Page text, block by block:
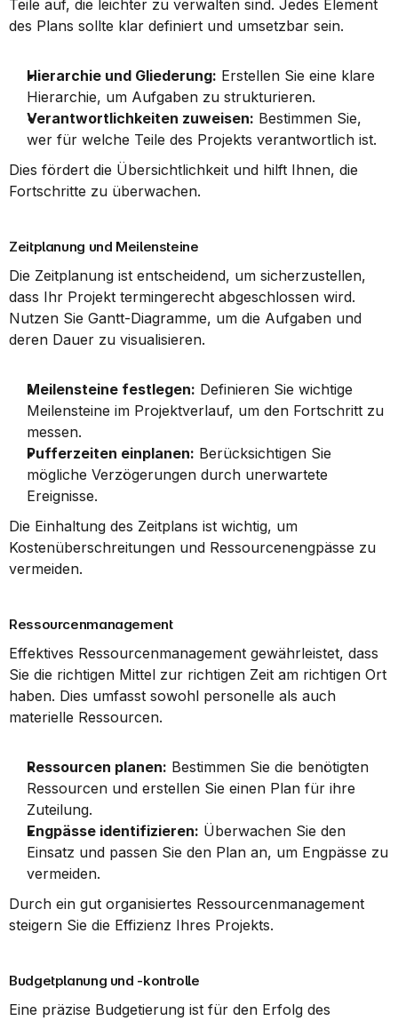
Teile auf, die leichter zu verwalten sind. Jedes Element
des Plans sollte klar definiert und umsetzbar sein.
Hierarchie und Gliederung: Erstellen Sie eine klare
Hierarchie, um Aufgaben zu strukturieren.
Verantwortlichkeiten zuweisen: Bestimmen Sie,
wer für welche Teile des Projekts verantwortlich ist.
Dies fördert die Übersichtlichkeit und hilft Ihnen, die
Fortschritte zu überwachen.
Zeitplanung und Meilensteine
Die Zeitplanung ist entscheidend, um sicherzustellen,
dass Ihr Projekt termingerecht abgeschlossen wird.
Nutzen Sie Gantt-Diagramme, um die Aufgaben und
deren Dauer zu visualisieren.
Meilensteine festlegen: Definieren Sie wichtige
Meilensteine im Projektverlauf, um den Fortschritt zu
messen.
Pufferzeiten einplanen: Berücksichtigen Sie
mögliche Verzögerungen durch unerwartete
Ereignisse.
Die Einhaltung des Zeitplans ist wichtig, um
Kostenüberschreitungen und Ressourcenengpässe zu
vermeiden.
Ressourcenmanagement
Effektives Ressourcenmanagement gewährleistet, dass
Sie die richtigen Mittel zur richtigen Zeit am richtigen Ort
haben. Dies umfasst sowohl personelle als auch
materielle Ressourcen.
Ressourcen planen: Bestimmen Sie die benötigten
Ressourcen und erstellen Sie einen Plan für ihre
Zuteilung.
Engpässe identifizieren: Überwachen Sie den
Einsatz und passen Sie den Plan an, um Engpässe zu
vermeiden.
Durch ein gut organisiertes Ressourcenmanagement
steigern Sie die Effizienz Ihres Projekts.
Budgetplanung und -kontrolle
Eine präzise Budgetierung ist für den Erfolg des